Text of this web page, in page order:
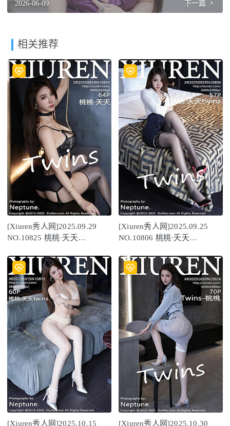
2026-06-09 下一篇
相关推荐
[Xiuren秀人网]2025.09.29
NO.10825 桃桃·夭夭
[Xiuren秀人网]2025.09.25
NO.10806 桃桃·夭夭
[Xiuren秀人网]2025.10.15
[Xiuren秀人网]2025.10.30